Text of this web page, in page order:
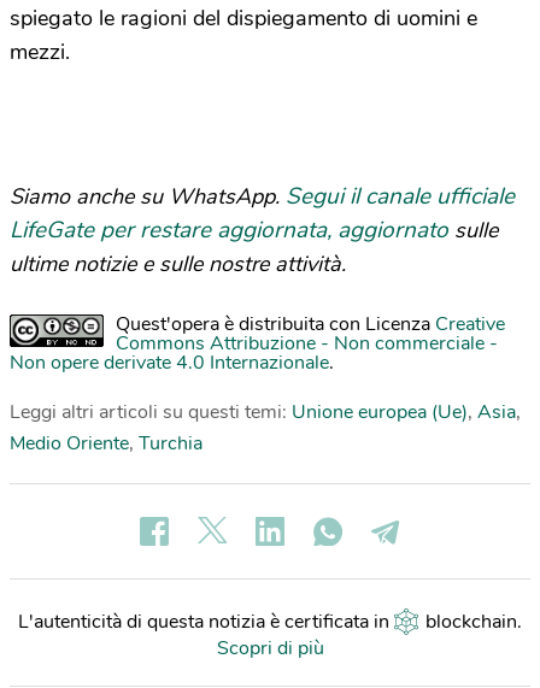
spiegato le ragioni del dispiegamento di uomini e
mezzi.
Siamo anche su WhatsApp. Segui il canale ufficiale
LifeGate per restare aggiornata, aggiornato sulle
ultime notizie e sulle nostre attività.
Quest'opera è distribuita con Licenza Creative
Commons Attribuzione - Non commerciale -
Non opere derivate 4.0 Internazionale.
Leggi altri articoli su questi temi: Unione europea (Ue), Asia,
Medio Oriente, Turchia
L'autenticità di questa notizia è certificata in blockchain.
Scopri di più